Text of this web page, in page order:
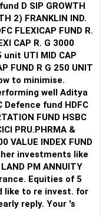
D SIP GROWTH
to minimise.
well Aditya
FUND HSBC
PRU.PHRMA &
VALUE INDEX FUND
PM ANNUITY
Equities of 5